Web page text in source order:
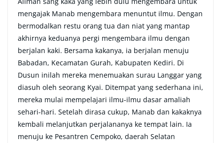
mengajak Manab mengembara menuntut ilmu. Dengan
bermodalkan restu orang tua dan niat yang mantap
akhirnya keduanya pergi mengembara ilmu dengan
berjalan kaki. Bersama kakanya, ia berjalan menuju
Babadan, Kecamatan Gurah, Kabupaten Kediri. Di
Dusun inilah mereka menemuakan surau Langgar yang
diasuh oleh seorang Kyai. Ditempat yang sederhana ini,
mereka mulai mempelajari ilmu-ilmu dasar amaliah
sehari-hari. Setelah dirasa cukup, Manab dan kakaknya
kembali melanjutkan perjalananya ke tempat lain. Ia
menuju ke Pesantren Cempoko, daerah Selatan